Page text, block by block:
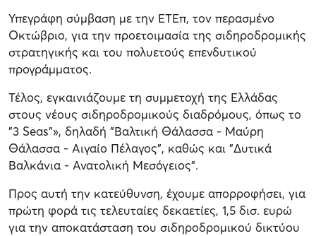
Υπεγράφη σύμβαση με την ΕΤΕπ, τον περασμένο
Οκτώβριο, για την προετοιμασία της σιδηροδρομικής
στρατηγικής και του πολυετούς επενδυτικού
προγράμματος.
Τέλος, εγκαινιάζουμε τη συμμετοχή της Ελλάδας
στους νέους σιδηροδρομικούς διαδρόμους, όπως το
"3 Seas"», δηλαδή "Βαλτική Θάλασσα - Μαύρη
Θάλασσα - Αιγαίο Πέλαγος", καθώς και "Δυτικά
Βαλκάνια - Ανατολική Μεσόγειος".
Προς αυτή την κατεύθυνση, έχουμε απορροφήσει, για
πρώτη φορά τις τελευταίες δεκαετίες, 1,5 δισ. ευρώ
για την αποκατάσταση του σιδηροδρομικού δικτύου